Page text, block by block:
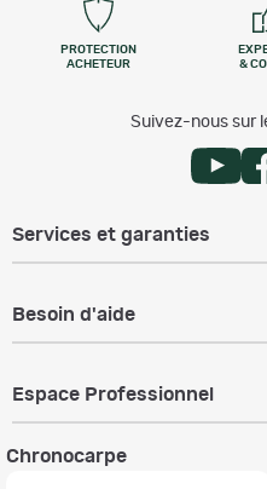
PROTECTION
ACHETEUR
&
Suivez-nous sur
Services et garanties
Besoin d'aide
Espace Professionnel
Chronocarpe